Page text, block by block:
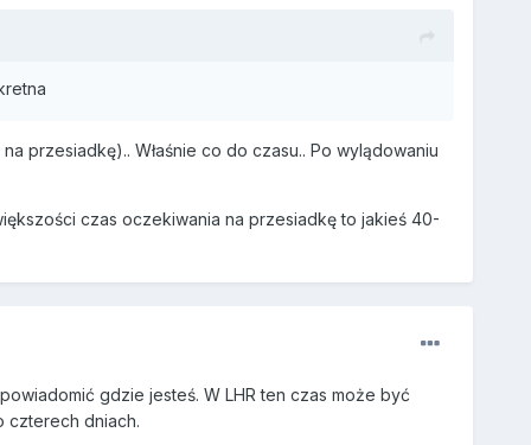
przesiadkę).. Właśnie co do czasu.. Po wylądowaniu
czas oczekiwania na przesiadkę to jakieś 40-
gdzie jesteś. W LHR ten czas może być
czterech dniach.